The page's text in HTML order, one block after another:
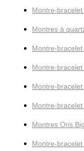
Montre-
Montres à
Montre-
Montre-
Montre-
Montre-
Montres Oris
Montre-